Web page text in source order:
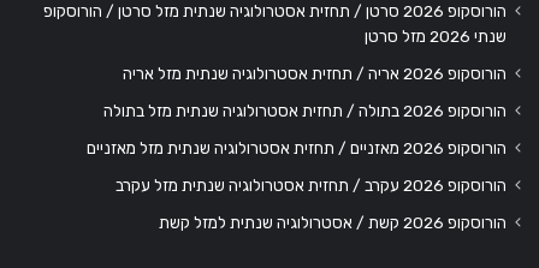
הורוסקופ 2026 סרטן / תחזית אסטרולוגיה שנתית מזל סרטן / הורוסקופ
שנתי 2026 מזל סרטן
הורוסקופ 2026 אריה / תחזית אסטרולוגיה שנתית מזל אריה
הורוסקופ 2026 בתולה / תחזית אסטרולוגיה שנתית מזל בתולה
הורוסקופ 2026 מאזניים / תחזית אסטרולוגיה שנתית מזל מאזניים
הורוסקופ 2026 עקרב / תחזית אסטרולוגיה שנתית מזל עקרב
הורוסקופ 2026 קשת / אסטרולוגיה שנתית למזל קשת